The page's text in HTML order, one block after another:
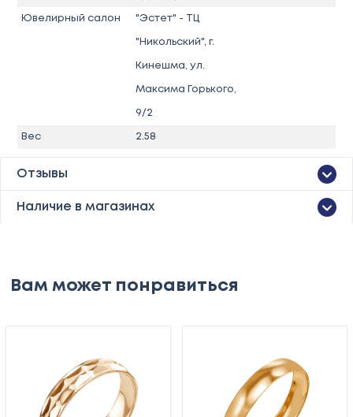
Ювелирный салон "Эстет" - ТЦ
"Никольский", г.
Кинешма, ул.
Максима Горького,
9/2
Вес 2.58
Отзывы
Наличие в магазинах
Вам может понравиться